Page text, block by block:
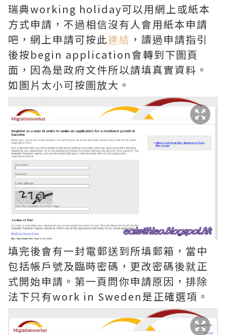
瑞典working holiday可以用網上或紙本
方式申請，不過相信沒有人會用紙本申請
吧，網上申請可按此連結 ，讀過申請指引
後按begin application會轉到下圖頁
面，因為是政府文件所以請填真實資料。
如圖片太小可按圖放大。
填完後會有一封電郵送到所填郵箱，當中
包括帳戶號及臨時密碼，更改密碼後就正
式開始申請。第一頁問你申請原因，排除
法下只有work in Sweden是正確選項。